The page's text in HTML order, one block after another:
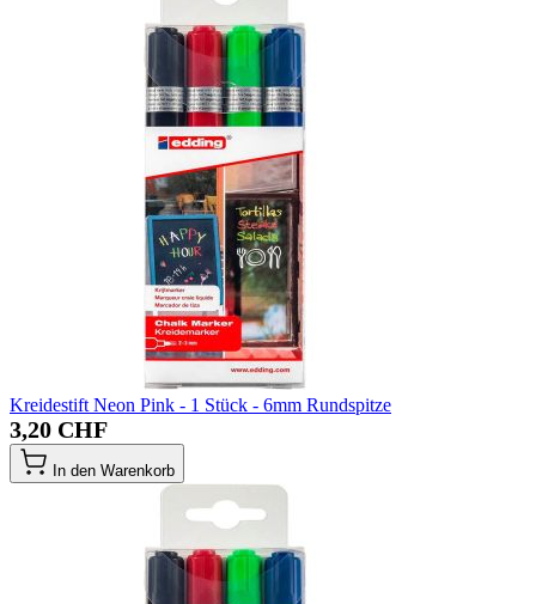
Kreidestift Neon Pink - 1 Stück - 6mm Rundspitze
3,20 CHF
In den Warenkorb